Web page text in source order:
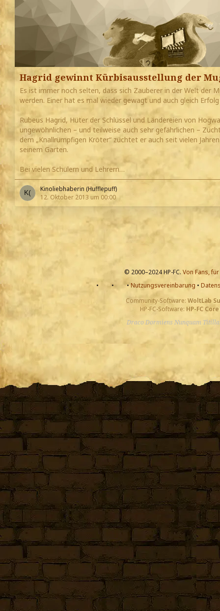
Hagrid gewinnt Kürbisausstellung der
Es ist immer noch selten, dass sich Zauberer in der Welt der
werden. Einer hat es mal wieder gewagt und auch gleich
Rubeus Hagrid, Hüter der Schlüssel und Ländereien von
ungewöhnlichen – und teilweise auch sehr gefährlichen –
dem „Knallrümpfigen Kröter“ züchtet er auch seit vielen
seinem Garten.
Bei vielen Schülern und Lehrern…
Kinoliebhaberin (Hufflepuff)
12. Oktober 2013 um 00:00
© 2000–2024 HP-FC. Von Fans,
•
• •Nutzungsvereinbarung •
Community-Software: WoltLab
HP-FC-Software: HP-FC Core
Draco Dormiens Nunquam